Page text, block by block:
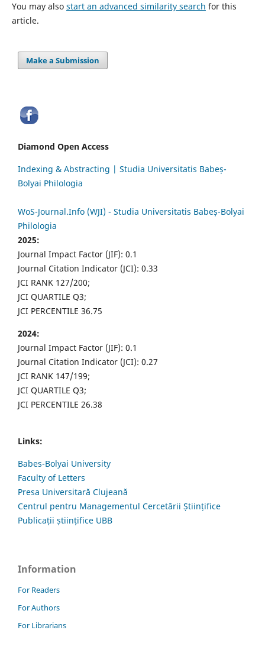
You may also start an advanced similarity search for this
article.
Make a Submission
Diamond Open Access
Indexing & Abstracting | Studia Universitatis Babeș-
Bolyai Philologia
WoS-Journal.Info (WJI) - Studia Universitatis Babeș-Bolyai
Philologia
2025:
Journal Impact Factor (JIF): 0.1
Journal Citation Indicator (JCI): 0.33
JCI RANK 127/200;
JCI QUARTILE Q3;
JCI PERCENTILE 36.75
2024:
Journal Impact Factor (JIF): 0.1
Journal Citation Indicator (JCI): 0.27
JCI RANK 147/199;
JCI QUARTILE Q3;
JCI PERCENTILE 26.38
Links:
Babes-Bolyai University
Faculty of Letters
Presa Universitară Clujeană
Centrul pentru Managementul Cercetării Științifice
Publicații științifice UBB
Information
For Readers
For Authors
For Librarians